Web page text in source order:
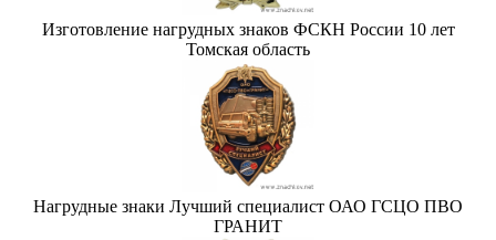
Изготовление нагрудных знаков ФСКН России 10 лет
Томская область
Нагрудные знаки Лучший специалист ОАО ГСЦО ПВО
ГРАНИТ